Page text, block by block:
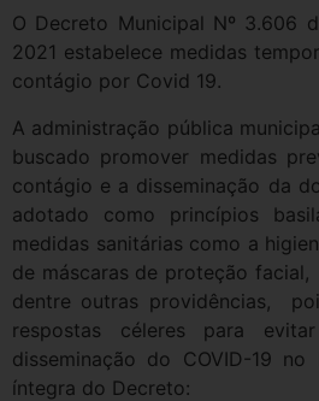
O Decreto Municipal Nº 3.606
2021 estabelece medidas
contágio por Covid 19.
A administração pública
buscado promover medidas
contágio e a disseminação da
adotado como princípios
medidas sanitárias como a
de máscaras de proteção
dentre outras providências,
respostas céleres para
disseminação do COVID-19
íntegra do Decreto: